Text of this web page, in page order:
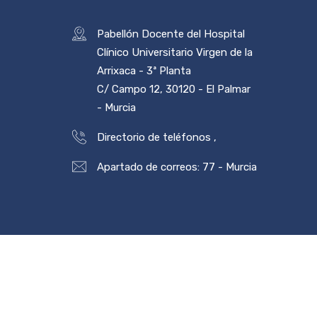
Pabellón Docente del Hospital
Clínico Universitario Virgen de la
Arrixaca - 3ª Planta
C/ Campo 12, 30120 - El Palmar
- Murcia
Directorio de teléfonos ,
Apartado de correos: 77 - Murcia